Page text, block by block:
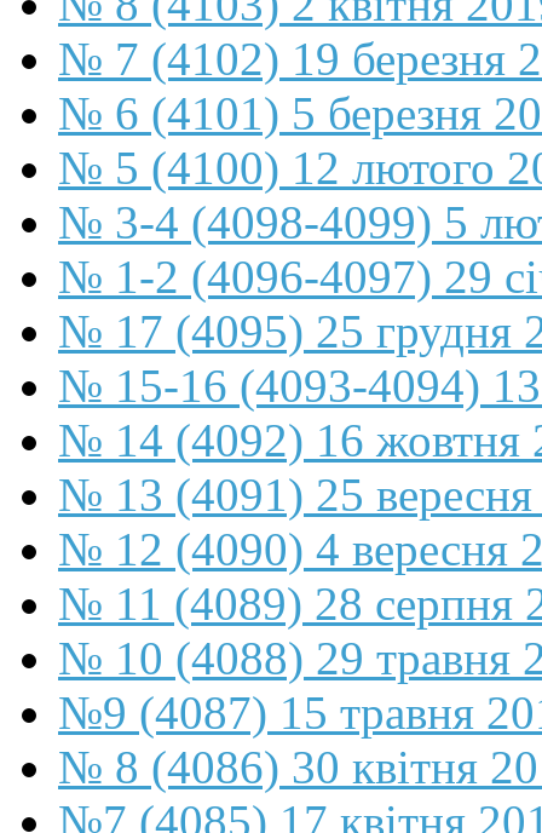
№ 7 (4102) 19 березня
№ 6 (4101) 5 березня
№ 5 (4100) 12 лютого
№ 3-4 (4098-4099) 5
№ 1-2 (4096-4097) 29
№ 17 (4095) 25 грудня
№ 15-16 (4093-4094) 13
№ 14 (4092) 16 жовтня
№ 13 (4091) 25
№ 12 (4090) 4 вересня
№ 11 (4089) 28 серпня
№ 10 (4088) 29 травня
№9 (4087) 15 травня
№ 8 (4086) 30 квітня
№7 (4085) 17 квітня